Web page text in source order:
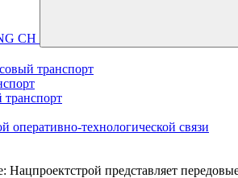
CH
транспорт
транспорт
оперативно-технологической связи
Нацпроектстрой представляет